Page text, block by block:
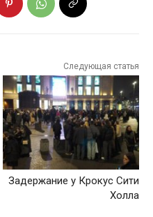
Следующая статья
Задержание у Крокус Сити
Холла